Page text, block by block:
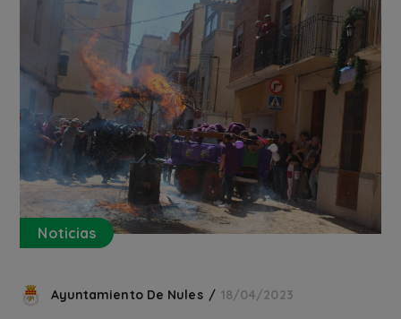
Noticias
Ayuntamiento De Nules 18/04/2023